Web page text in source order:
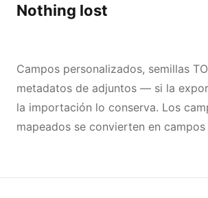
Nothing lost
Campos personalizados, semillas
metadatos de adjuntos — si la
la importación lo conserva. Los
mapeados se convierten en